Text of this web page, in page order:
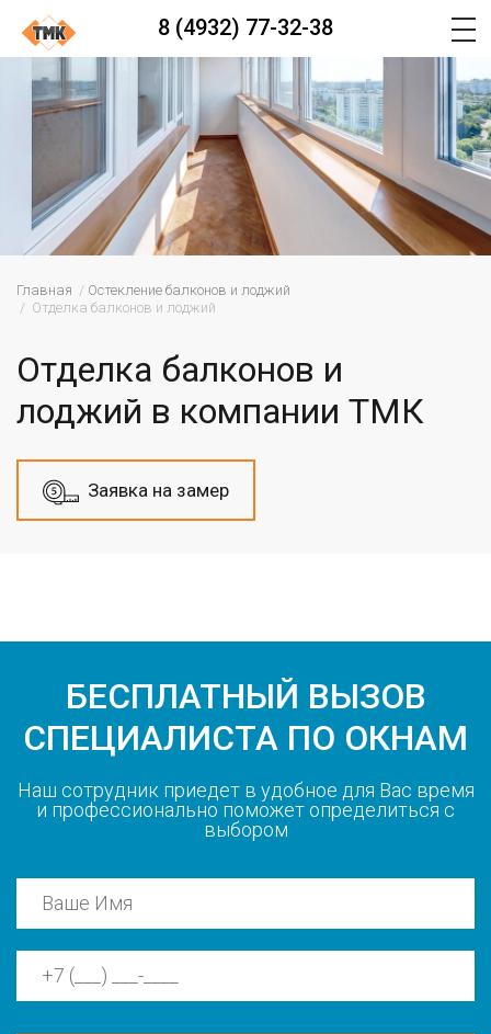
8 (4932) 77-32-38
Главная
Остекление балконов и лоджий
Отделка балконов и лоджий
Отделка балконов и
лоджий в компании ТМК
Заявка на замер
БЕСПЛАТНЫЙ ВЫЗОВ
СПЕЦИАЛИСТА ПО ОКНАМ
Наш сотрудник приедет в удобное для Вас время
и профессионально поможет определиться с
выбором